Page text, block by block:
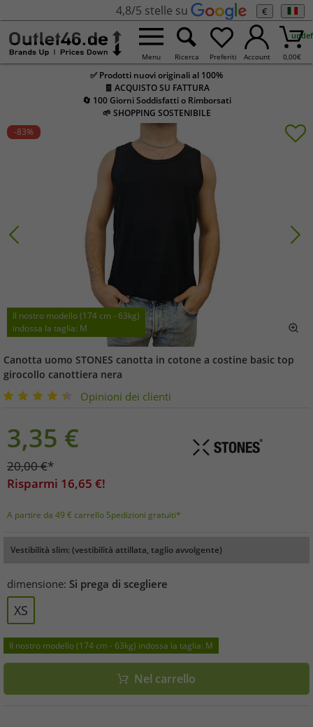
4,8/5 stelle su €
Menu Ricerca Preferiti Account 0,00€
✅ Prodotti nuovi originali al 100%
🧾 ACQUISTO SU FATTURA
🔄 100 Giorni Soddisfatti o Rimborsati
🌱 SHOPPING SOSTENIBILE
-83%
Il nostro modello (174 cm - 63kg)
indossa la taglia: M
Canotta uomo STONES canotta in cotone a costine basic top
girocollo canottiera nera
Opinioni dei clienti
3,35 €
20,00€*
Risparmi 16,65 €!
A partire da 49 € carrello Spedizioni gratuiti*
Vestibilità slim: (vestibilità attillata, taglio avvolgente)
dimensione: Si prega di scegliere
XS
Il nostro modello (174 cm - 63kg) indossa la taglia: M
Nel carrello